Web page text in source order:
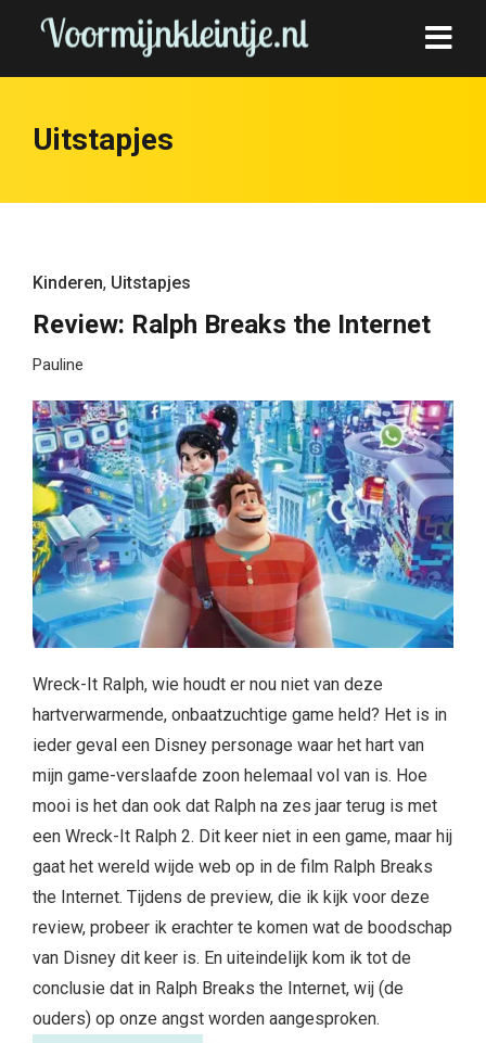
Uitstapjes
Kinderen, Uitstapjes
Review: Ralph Breaks the Internet
Pauline
Wreck-It Ralph, wie houdt er nou niet van deze
hartverwarmende, onbaatzuchtige game held? Het is in
ieder geval een Disney personage waar het hart van
mijn game-verslaafde zoon helemaal vol van is. Hoe
mooi is het dan ook dat Ralph na zes jaar terug is met
een Wreck-It Ralph 2. Dit keer niet in een game, maar hij
gaat het wereld wijde web op in de film Ralph Breaks
the Internet. Tijdens de preview, die ik kijk voor deze
review, probeer ik erachter te komen wat de boodschap
van Disney dit keer is. En uiteindelijk kom ik tot de
conclusie dat in Ralph Breaks the Internet, wij (de
ouders) op onze angst worden aangesproken.